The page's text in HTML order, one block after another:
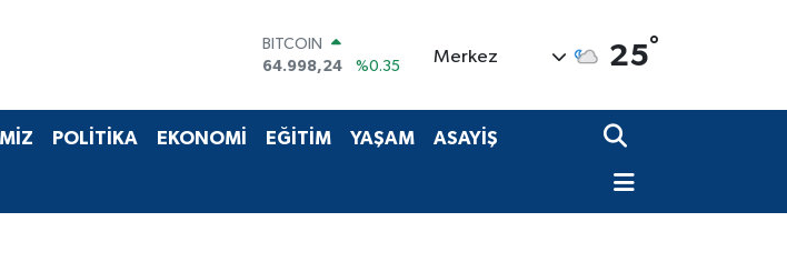
64.998,24
DOLAR
EURO
55,2510
%0.32
Merkez 25°
POLİTİKA EKONOMİ EĞİTİM YAŞAM ASAYİŞ